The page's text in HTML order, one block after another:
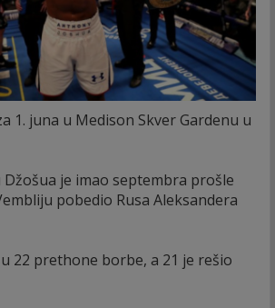
1. juna u Medison Skver Gardenu u
je imao septembra prošle
pobedio Rusa Aleksandera
22 prethone borbe, a 21 je rešio